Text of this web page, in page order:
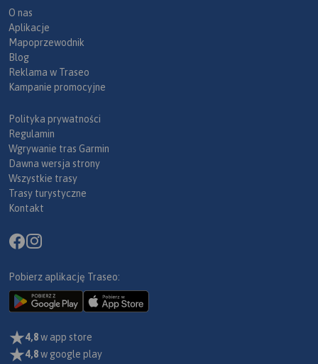
O nas
Aplikacje
Mapoprzewodnik
Blog
Reklama w Traseo
Kampanie promocyjne
Polityka prywatności
Regulamin
Wgrywanie tras Garmin
Dawna wersja strony
Wszystkie trasy
Trasy turystyczne
Kontakt
Pobierz aplikację Traseo:
4,8w app store
4,8w google play